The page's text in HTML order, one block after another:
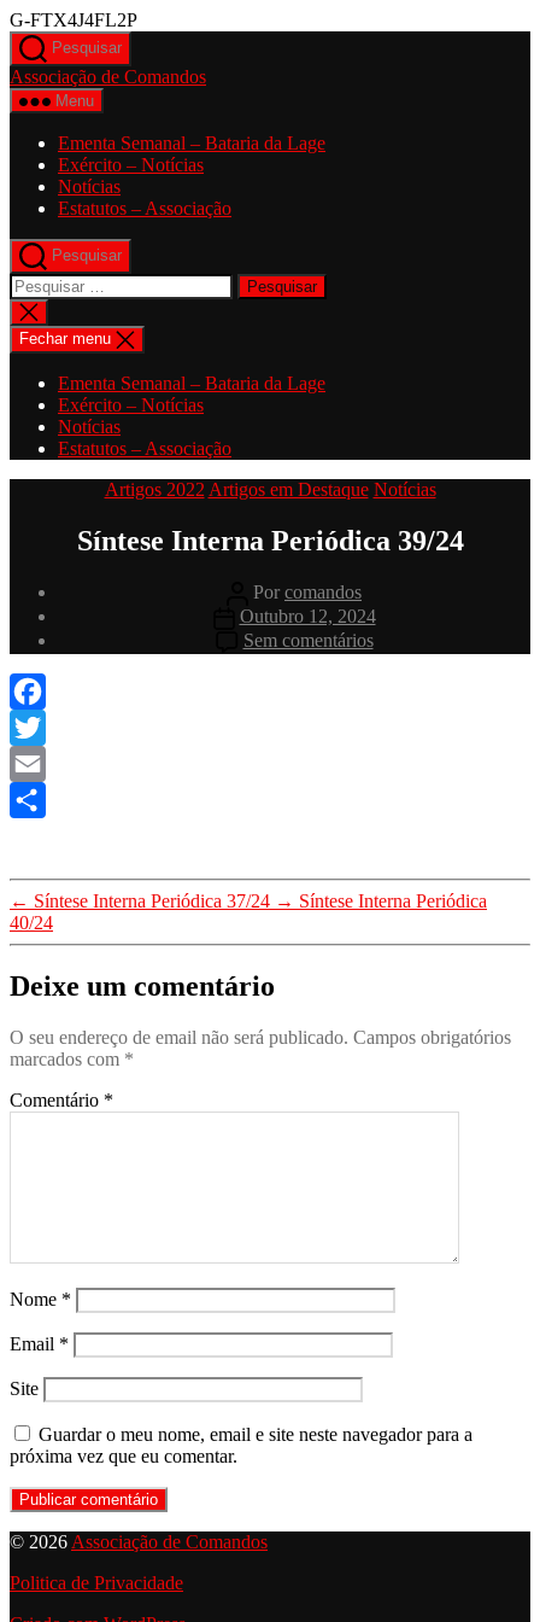
G-FTX4J4FL2PSaltar
conteúdo
Pesquisar
Associação de Comandos
Menu
Ementa Semanal – Bataria da Lage
Exército – Notícias
Notícias
Estatutos – Associação
Pesquisar
Pesquisar
por:
Fechar
pesquisa
Fechar menu
Ementa Semanal – Bataria da Lage
Exército – Notícias
Notícias
Estatutos – Associação
Categorias
Artigos 2022 Artigos em Destaque Notícias
Síntese Interna Periódica 39/24
Autor
do
artigo
Por comandos
Data
artigo
Outubro 12, 2024
Sem comentáriosem
Síntese
Facebook
Twitter
Email
← Síntese Interna Periódica 37/24 → Síntese Interna Periódica
40/24
Deixe um comentário
O seu endereço de email não será publicado. Campos obrigatórios
marcados com *
Comentário *
Nome *
Email *
Site
Guardar o meu nome, email e site neste navegador para a
próxima vez que eu comentar.
© 2026 Associação de Comandos
Politica de Privacidade